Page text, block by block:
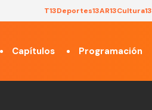
T13Deportes13AR13Cultura13
Capítulos Programación